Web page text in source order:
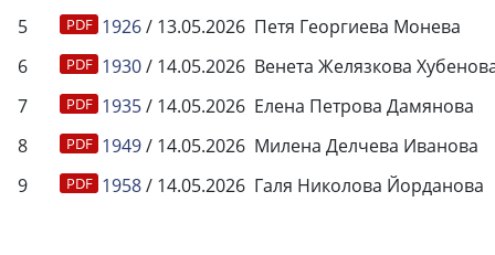
5
1926/ 13.05.2026 Петя Георгиева Монева
6
1930/ 14.05.2026 Венета Желязкова
7
1935/ 14.05.2026 Елена Петрова Дамянова
8
1949/ 14.05.2026 Милена Делчева Иванова
9
1958/ 14.05.2026 Галя Николова Йорданова